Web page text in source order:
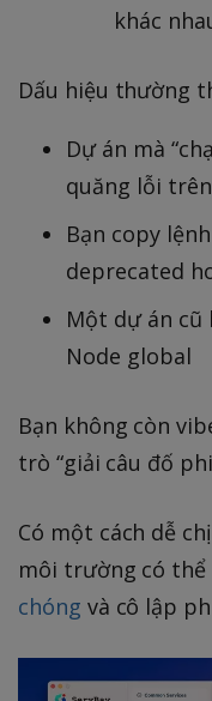
khác
Dấu hiệu thường
Dự án mà
quăng lỗi
Bạn copy
deprecated
Một dự án
Node global
Bạn không còn
trò “giải câu đố
Có một cách dễ
môi trường có thể
chóng và cô lập